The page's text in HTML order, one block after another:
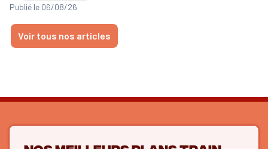
Publié le 06/08/26
Voir tous nos articles